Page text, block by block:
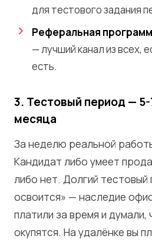
для тестового задания
Реферальная
— лучший канал из всех,
есть.
3. Тестовый период —
месяца
За неделю реальной
Кандидат либо умеет
либо нет. Долгий тестовый
освоится» — наследие
платили за время и думали,
окупятся. На удалёнке вы